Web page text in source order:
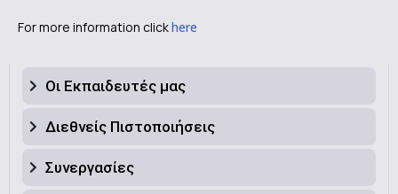
For more information clickhere
Οι Εκπαιδευτές μας
Διεθνείς Πιστοποιήσεις
Συνεργασίες